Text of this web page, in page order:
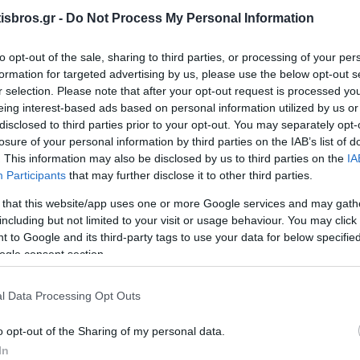
- Do Not Process My Personal Information
opt-out of the sale, sharing to third parties, or processing of your
for targeted advertising by us, please use the below opt-out
selection. Please note that after your opt-out request is processed
interest-based ads based on personal information utilized by us
to third parties prior to your opt-out. You may separately
of your personal information by third parties on the IAB’s list of
This information may also be disclosed by us to third parties on the
Participants that may further disclose it to other third parties.
that this website/app uses one or more Google services and may
but not limited to your visit or usage behaviour. You may
to Google and its third-party tags to use your data for below
consent section.
Data Processing Opt Outs
opt-out of the Sharing of my personal data.
Πινακάκι
Συνδεσμολογίας
1
3,69 €
+ΚΑΛΆΘΙ
Πινακάκι
Συνδεσμολογίας
2
7,29 €